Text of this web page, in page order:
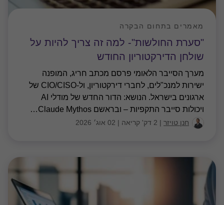
"סערת החולשות"- למה זה צריך להיות על
שולחן הדירקטוריון החודש
מאמרים בתחום הבקרה
מערך הסייבר הלאומי פרסם מכתב חריג, המופנה
ישירות למנכ"לים, לחברי דירקטוריון, ול-CIO/CISO של
ארגונים בישראל. הנושא: הדור החדש של מודלי AI
ויכולות סייבר התקפיות – ובראשם Claude Mythos
…
חנן טויזר | 2 דק' קריאה | 02 אוג׳ 2026